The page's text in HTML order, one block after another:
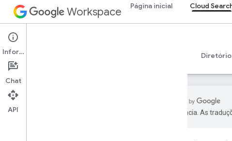
Workspace Página inicial Cloud
Cloud Search
Visão geral
preferência. As
Informações
Chat
API